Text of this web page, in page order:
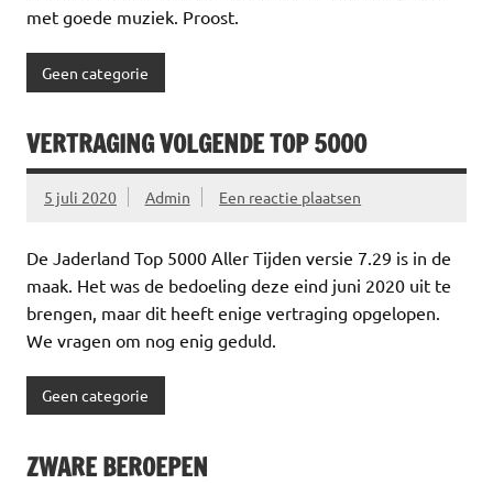
met goede muziek. Proost.
Geen categorie
VERTRAGING VOLGENDE TOP 5000
5 juli 2020 Admin Een reactie plaatsen
De Jaderland Top 5000 Aller Tijden versie 7.29 is in de
maak. Het was de bedoeling deze eind juni 2020 uit te
brengen, maar dit heeft enige vertraging opgelopen.
We vragen om nog enig geduld.
Geen categorie
ZWARE BEROEPEN